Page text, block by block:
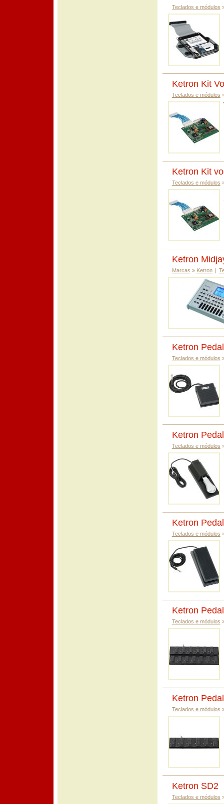
Teclados e módulos
Ketron Kit
Teclados e módulos
Ketron Kit
Teclados e módulos
Ketron
Marcas » Ketron |
Ketron
Teclados e módulos
Ketron
Teclados e módulos
Ketron
Teclados e módulos
Ketron
Teclados e módulos
Ketron
Teclados e módulos
Ketron SD2
Teclados e módulos